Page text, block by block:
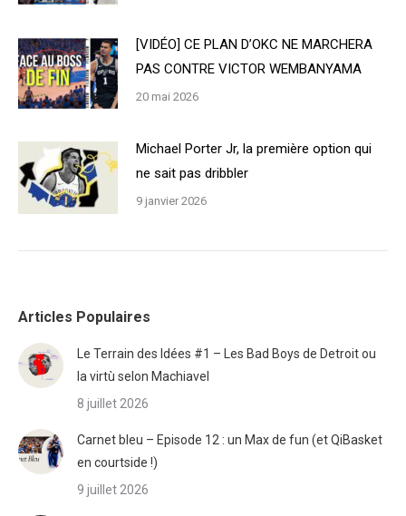
[VIDÉO] CE PLAN D’OKC NE MARCHERA
PAS CONTRE VICTOR WEMBANYAMA
20 mai 2026
Michael Porter Jr, la première option qui
ne sait pas dribbler
9 janvier 2026
Articles Populaires
Le Terrain des Idées #1 – Les Bad Boys de Detroit ou
la virtù selon Machiavel
8 juillet 2026
Carnet bleu – Episode 12 : un Max de fun (et QiBasket
en courtside !)
9 juillet 2026